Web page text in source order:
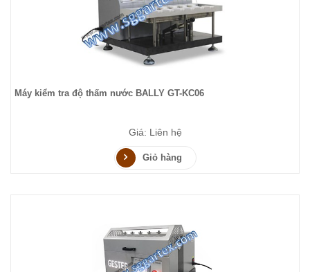
Máy kiểm tra độ thấm nước BALLY GT-KC06
Giá: Liên hệ
Giỏ hàng